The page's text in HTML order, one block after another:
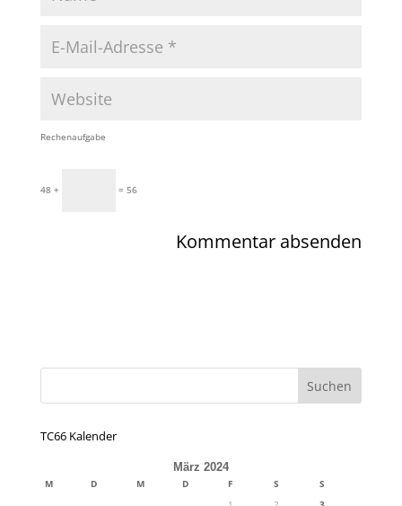
Rechenaufgabe
48 + = 56
TC66 Kalender
März 2024
M D M D F S
S